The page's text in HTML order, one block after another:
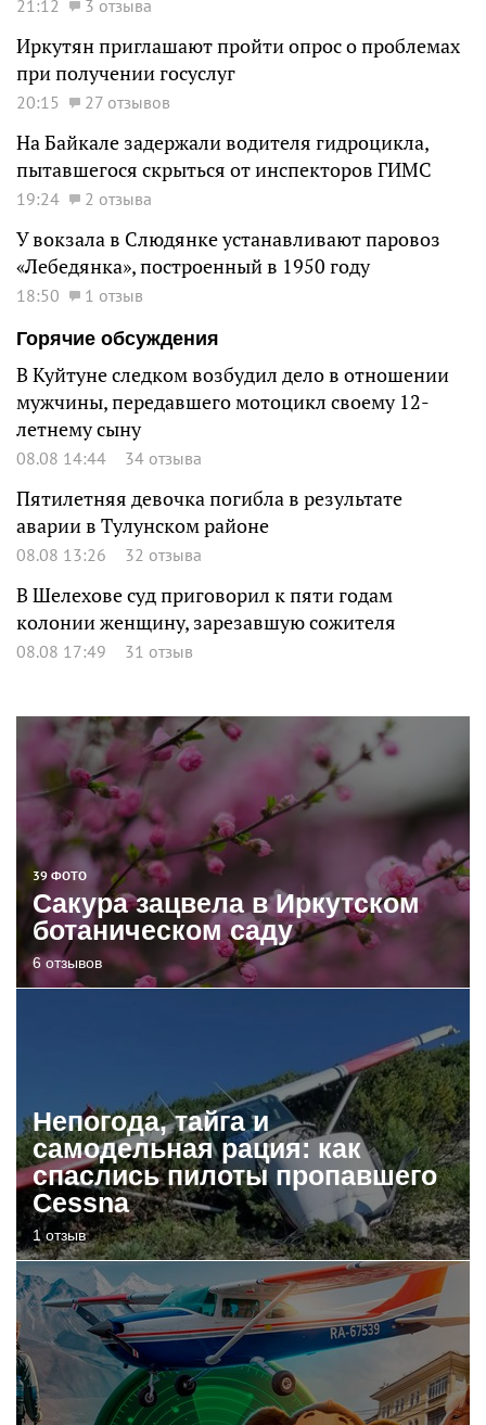
21:12 3 отзыва
Иркутян приглашают пройти опрос о проблемах
при получении госуслуг
20:15 27 отзывов
На Байкале задержали водителя гидроцикла,
пытавшегося скрыться от инспекторов ГИМС
19:24 2 отзыва
У вокзала в Слюдянке устанавливают паровоз
«Лебедянка», построенный в 1950 году
18:50
1 отзыв
Горячие обсуждения
В Куйтуне следком возбудил дело в отношении
мужчины, передавшего мотоцикл своему 12-
летнему сыну
08.08 14:44 34 отзыва
Пятилетняя девочка погибла в результате
аварии в Тулунском районе
08.08 13:26 32 отзыва
В Шелехове суд приговорил к пяти годам
колонии женщину, зарезавшую сожителя
08.08 17:49 31 отзыв
39 ФОТО
Сакура зацвела в Иркутском
ботаническом саду
6 отзывов
Непогода, тайга и
самодельная рация: как
спаслись пилоты пропавшего
Cessna
1 отзыв